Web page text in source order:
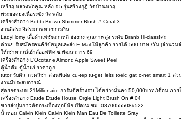
เหรียญหลวงพ่อคูณ หลัง ร.5 รุ่นสร้างกุฏิ วัดบ้านหาญ
พระยอดธงเนื้อระฆัง วัดพลับ
เครื่องสำอาง Bobbi Brown Shimmer Blush # Coral 3
งานอิสระ อิสระภาพทางการเงิน
LadyHomy เสื้อผ้าแฟชั่นเกาหลี ฮ่องกง คุณภาพสูง ระดับ Branb Hi-class!ค่ะ
ด่วน!! รับสมัครคนคีย์ข้อมูลและส่ง E-Mail ให้ลูกค้า รายได้ 500 บาท /วัน (จำนวน
ให้เช่าทาวน์เฮ้าส์ออฟฟิศ ซ.พัฒนาการ 69
เครื่องสำอาง L'Occitane Almond Apple Sweet Peel
ตู้น้ำดื่ม ตู้น้ำแร่ ราคาถูก
tutor รับติว กวดวิชา สอนพิเศษ cu-tep tu-get ielts toeic gat o-net smart 1 ส่
งานมีประสบการณ์
สุดยอดระบบ 21Millionaire การันตีสร้างรายได้อย่างมั่นคง 50,000บาท/เดือน ภาย
เครื่องสำอาง Etude Etude House Orgle Light Brush On # 04
ขายส่งปูนกาวติดกระเบื้องทุกยี่ห้อ เปิด24 ชม. 0870055508#522
น้ำหอม Calvin Klein Calvin Klein Man Eau De Toillette Sray